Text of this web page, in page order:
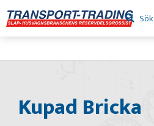
Sök
Kupad Bricka